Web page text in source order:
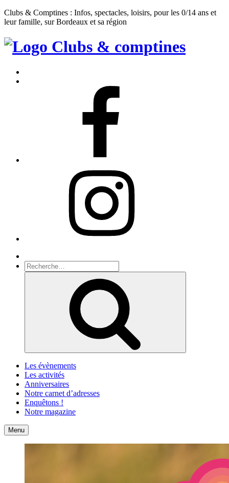
Clubs & Comptines : Infos, spectacles, loisirs, pour les 0/14 ans et
leur famille, sur Bordeaux et sa région
Clubs
Comptines
Recherche
pour
Les évènements
Les activités
Anniversaires
Notre carnet d’adresses
Enquêtons !
Notre magazine
Accueil
Menu Contact